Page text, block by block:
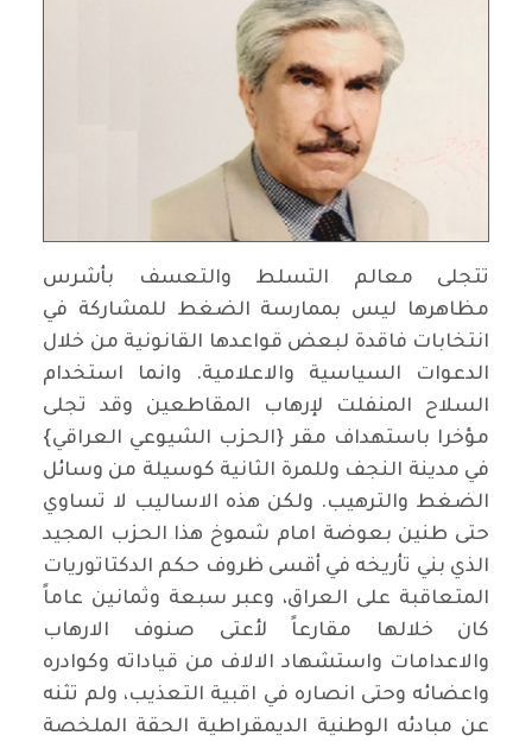
تتجلى معالم التسلط والتعسف بأشرس
مظاهرها ليس بممارسة الضغط للمشاركة في
انتخابات فاقدة لبعض قواعدها القانونية من خلال
الدعوات السياسية والاعلامية. وانما استخدام
السلاح المنفلت لإرهاب المقاطعين وقد تجلى
مؤخرا باستهداف مقر {الحزب الشيوعي العراقي}
في مدينة النجف وللمرة الثانية كوسيلة من وسائل
الضغط والترهيب. ولكن هذه الاساليب لا تساوي
حتى طنين بعوضة امام شموخ هذا الحزب المجيد
الذي بني تأريخه في أقسى ظروف حكم الدكتاتوريات
المتعاقبة على العراق، وعبر سبعة وثمانين عاماً
كان خلالها مقارعاً لأعتى صنوف الارهاب
والاعدامات واستشهاد الالاف من قياداته وكوادره
واعضائه وحتى انصاره في اقبية التعذيب، ولم تثنه
عن مبادئه الوطنية الديمقراطية الحقة الملخصة